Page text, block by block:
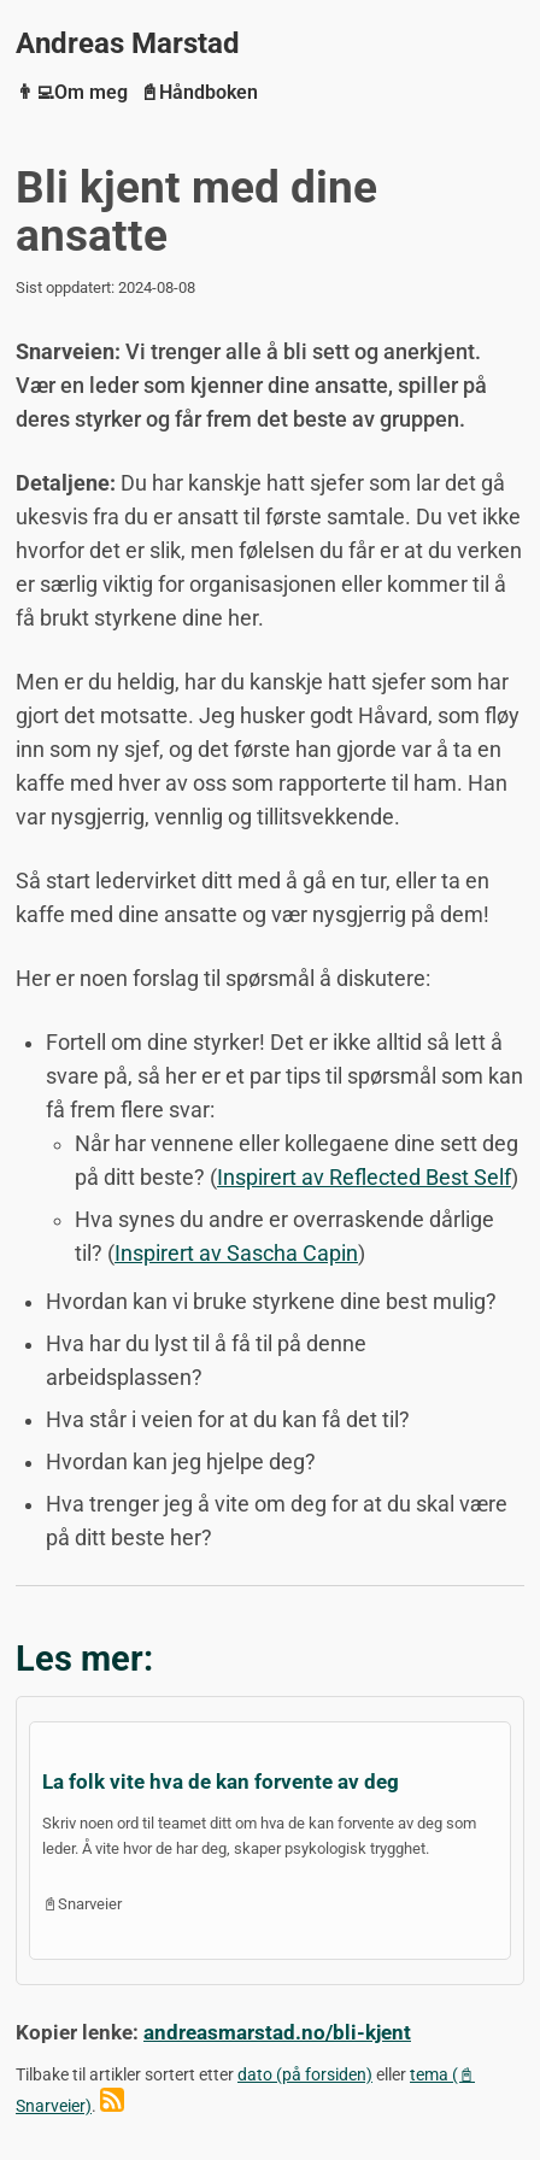
Andreas Marstad
👨‍💻Om meg 📓Håndboken
Bli kjent med dine
ansatte
Sist oppdatert: 2024-08-08
Snarveien: Vi trenger alle å bli sett og anerkjent.
Vær en leder som kjenner dine ansatte, spiller på
deres styrker og får frem det beste av gruppen.
Detaljene: Du har kanskje hatt sjefer som lar det gå
ukesvis fra du er ansatt til første samtale. Du vet ikke
hvorfor det er slik, men følelsen du får er at du verken
er særlig viktig for organisasjonen eller kommer til å
få brukt styrkene dine her.
Men er du heldig, har du kanskje hatt sjefer som har
gjort det motsatte. Jeg husker godt Håvard, som fløy
inn som ny sjef, og det første han gjorde var å ta en
kaffe med hver av oss som rapporterte til ham. Han
var nysgjerrig, vennlig og tillitsvekkende.
Så start ledervirket ditt med å gå en tur, eller ta en
kaffe med dine ansatte og vær nysgjerrig på dem!
Her er noen forslag til spørsmål å diskutere:
Fortell om dine styrker! Det er ikke alltid så lett å
svare på, så her er et par tips til spørsmål som kan
få frem flere svar:
Når har vennene eller kollegaene dine sett deg
på ditt beste? (Inspirert av Reflected Best Self)
Hva synes du andre er overraskende dårlige
til? (Inspirert av Sascha Capin)
Hvordan kan vi bruke styrkene dine best mulig?
Hva har du lyst til å få til på denne
arbeidsplassen?
Hva står i veien for at du kan få det til?
Hvordan kan jeg hjelpe deg?
Hva trenger jeg å vite om deg for at du skal være
på ditt beste her?
Les mer:
La folk vite hva de kan forvente av deg
Skriv noen ord til teamet ditt om hva de kan forvente av deg som
leder. Å vite hvor de har deg, skaper psykologisk trygghet.
📓Snarveier
Kopier lenke: andreasmarstad.no/bli-kjent
Tilbake til artikler sortert etterdato (på forsiden) ellertema (📓
Snarveier).